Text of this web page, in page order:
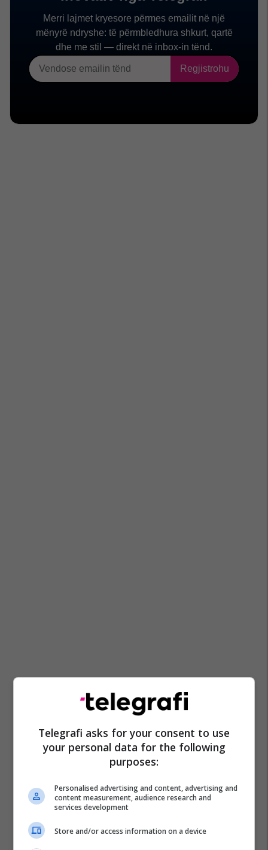
Telegrafi asks for your consent to use
your personal data for the following
purposes:
Personalised advertising and content, advertising and
content measurement, audience research and
services development
Store and/or access information on a device